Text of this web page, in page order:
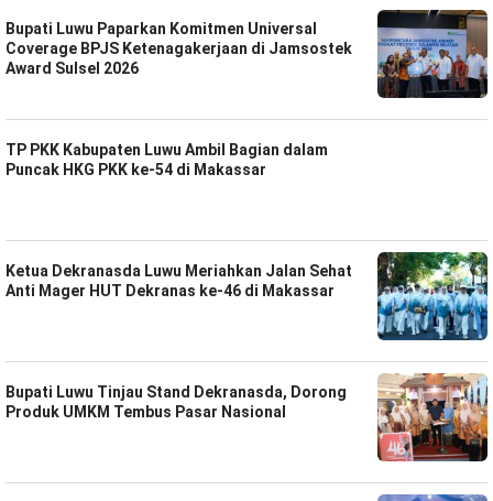
Bupati Luwu Paparkan Komitmen Universal
Coverage BPJS Ketenagakerjaan di Jamsostek
Award Sulsel 2026
TP PKK Kabupaten Luwu Ambil Bagian dalam
Puncak HKG PKK ke-54 di Makassar
Ketua Dekranasda Luwu Meriahkan Jalan Sehat
Anti Mager HUT Dekranas ke-46 di Makassar
Bupati Luwu Tinjau Stand Dekranasda, Dorong
Produk UMKM Tembus Pasar Nasional